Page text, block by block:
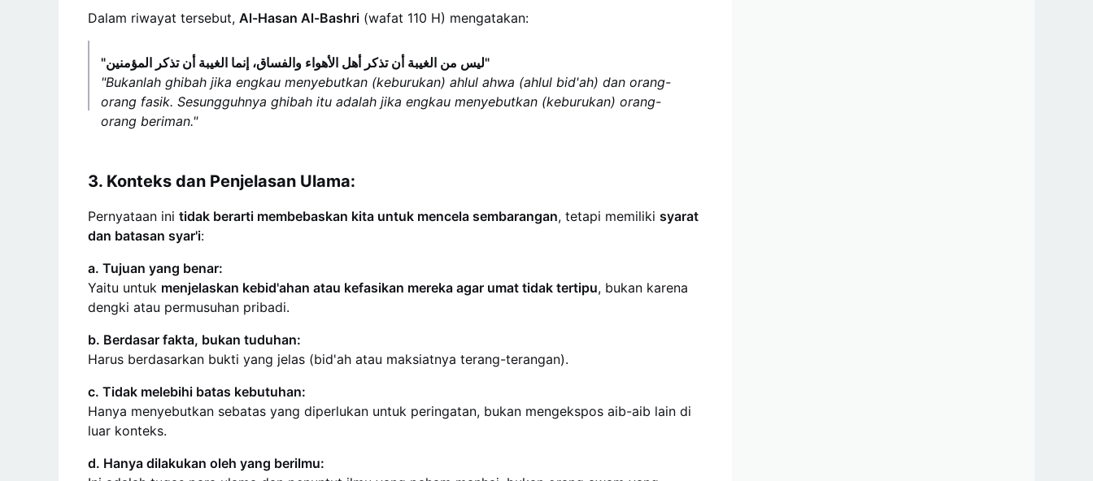
Dalam riwayat tersebut, Al-Hasan Al-Bashri (wafat 110 H) mengatakan:
"ليس من الغيبة أن تذكر أهل الأهواء والفساق، إنما الغيبة أن تذكر المؤمنين"
"Bukanlah ghibah jika engkau menyebutkan (keburukan) ahlul ahwa (ahlul bid'ah) dan orang-
orang fasik. Sesungguhnya ghibah itu adalah jika engkau menyebutkan (keburukan) orang-
orang beriman."
3. Konteks dan Penjelasan Ulama:
Pernyataan ini tidak berarti membebaskan kita untuk mencela sembarangan, tetapi memiliki syarat
dan batasan syar'i:
a. Tujuan yang benar:
Yaitu untuk menjelaskan kebid'ahan atau kefasikan mereka agar umat tidak tertipu, bukan karena
dengki atau permusuhan pribadi.
b. Berdasar fakta, bukan tuduhan:
Harus berdasarkan bukti yang jelas (bid'ah atau maksiatnya terang-terangan).
c. Tidak melebihi batas kebutuhan:
Hanya menyebutkan sebatas yang diperlukan untuk peringatan, bukan mengekspos aib-aib lain di
luar konteks.
d. Hanya dilakukan oleh yang berilmu: